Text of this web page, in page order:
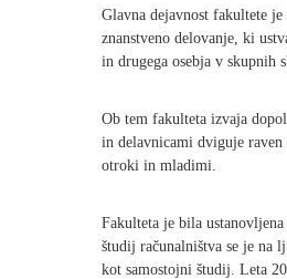
Glavna dejavnost fakultete je
znanstveno delovanje, ki
in drugega osebja v skupnih
Ob tem fakulteta izvaja
in delavnicami dviguje
otroki in mladimi.
Fakulteta je bila ustanovljena
študij računalništva se je na
kot samostojni študij. Leta